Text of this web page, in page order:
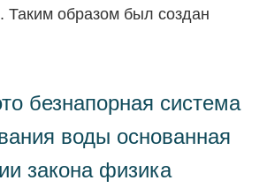
Таким образом был создан
безнапорная система
воды основанная
закона физика